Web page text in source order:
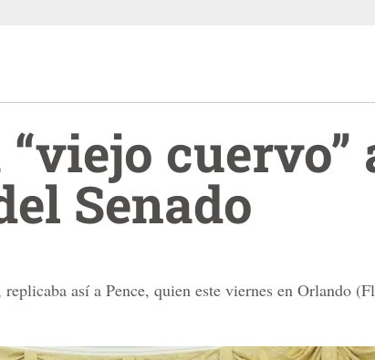
cuervo”
Senado
así a Pence, quien este viernes en Orlando